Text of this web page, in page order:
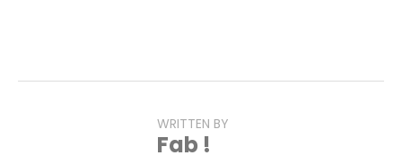
WRITTEN BY
Fab !